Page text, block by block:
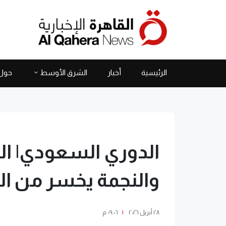
الرئيسية أخبار الشرق الأوسط
الدوري السعودي|
والنجمة يخسر من
٢٨ أبريل ٢٠٢٦ | ٠٩:٠٦ م